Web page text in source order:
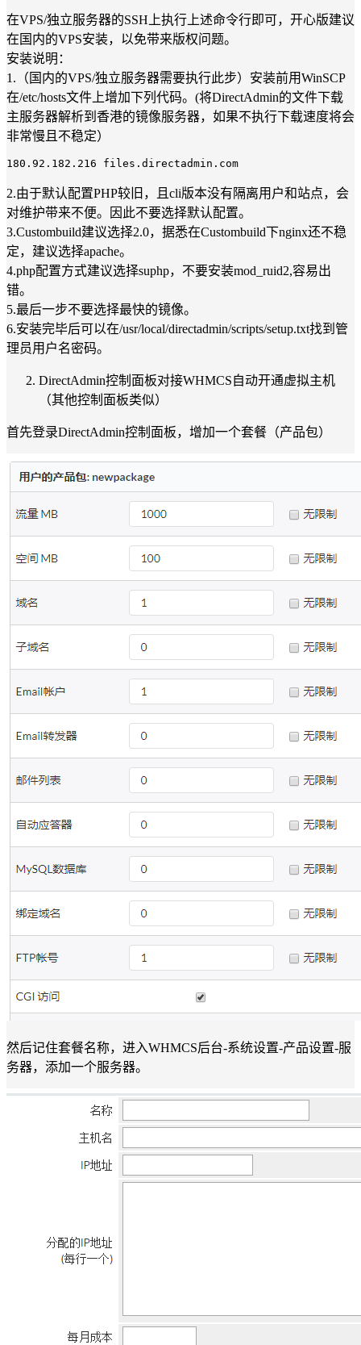
在VPS/独立服务器的SSH上执行上述命令行即可，开心版建议
在国内的VPS安装，以免带来版权问题。
安装说明：
1.（国内的VPS/独立服务器需要执行此步）安装前用WinSCP
在/etc/hosts文件上增加下列代码。(将DirectAdmin的文件下载
主服务器解析到香港的镜像服务器，如果不执行下载速度将会
非常慢且不稳定）
2.由于默认配置PHP较旧，且cli版本没有隔离用户和站点，会
对维护带来不便。因此不要选择默认配置。
3.Custombuild建议选择2.0，据悉在Custombuild下nginx还不稳
定，建议选择apache。
4.php配置方式建议选择suphp，不要安装mod_ruid2,容易出
错。
5.最后一步不要选择最快的镜像。
6.安装完毕后可以在/usr/local/directadmin/scripts/setup.txt找到管
理员用户名密码。
DirectAdmin控制面板对接WHMCS自动开通虚拟主机
（其他控制面板类似）
首先登录DirectAdmin控制面板，增加一个套餐（产品包）
然后记住套餐名称，进入WHMCS后台-系统设置-产品设置-服
务器，添加一个服务器。